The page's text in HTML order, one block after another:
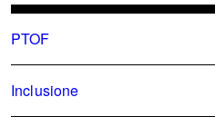
PTOF
Inclusione